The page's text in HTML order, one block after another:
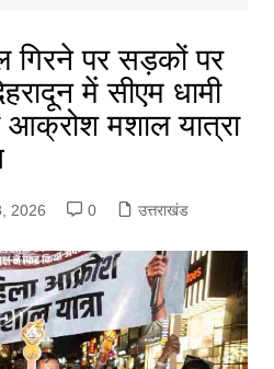
गिरने पर सड़कों पर
में सीएम धामी
मशाल यात्रा
2026 0 उत्तराखंड